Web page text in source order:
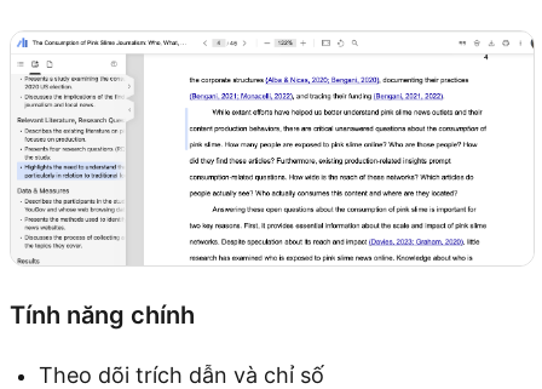
Tính năng chính
Theo dõi trích dẫn và chỉ số